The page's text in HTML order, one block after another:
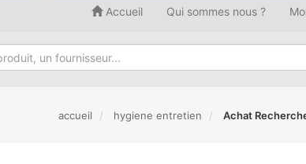
Accueil Qui sommes nous ?
accueil hygiene entretien Achat